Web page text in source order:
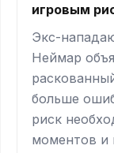
игровым
Экс-
Неймар
больше
риск
моментов и